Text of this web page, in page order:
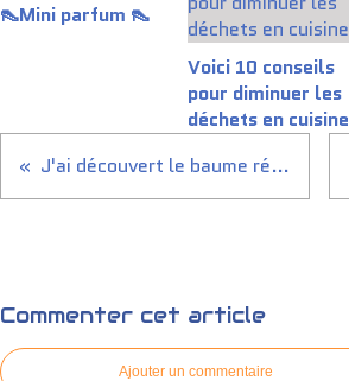
👠Mini parfum 👠
Voici 10 conseils
pour diminuer les
déchets en cuisine
J'ai découvert le baume réparateur Intense Corps.
Commenter cet article
Ajouter un commentaire